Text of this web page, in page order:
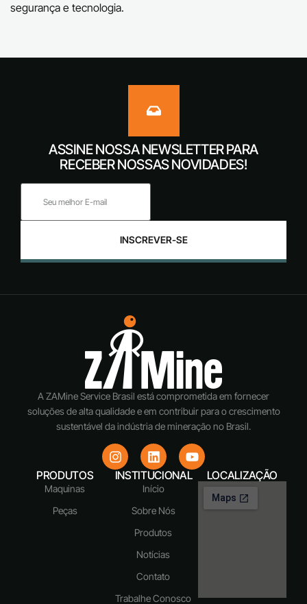
segurança e tecnologia.
ASSINE NOSSA NEWSLETTER PARA
RECEBER NOSSAS NOVIDADES!
INSCREVER-SE
A ZAMine Service Brasil está comprometida em fornecer
soluções de alta qualidade e em contribuir para o crescimento
sustentável da indústria de mineração no Brasil.
PRODUTOS
Maquinas
Peças
INSTITUCIONAL
Início
Sobre Nós
Produtos
Notícias
Contato
Trabalhe Conosco
LOCALIZAÇÃO